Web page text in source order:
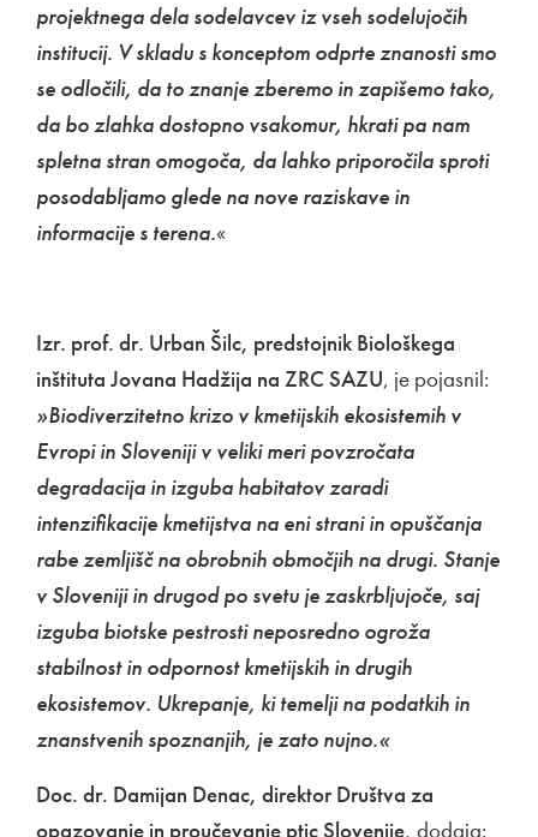
projektnega dela sodelavcev iz vseh sodelujočih
institucij. V skladu s konceptom odprte znanosti smo
se odločili, da to znanje zberemo in zapišemo tako,
da bo zlahka dostopno vsakomur, hkrati pa nam
spletna stran omogoča, da lahko priporočila sproti
posodabljamo glede na nove raziskave in
informacije s terena.«
Izr. prof. dr. Urban Šilc, predstojnik Biološkega
inštituta Jovana Hadžija na ZRC SAZU, je pojasnil:
»Biodiverzitetno krizo v kmetijskih ekosistemih v
Evropi in Sloveniji v veliki meri povzročata
degradacija in izguba habitatov zaradi
intenzifikacije kmetijstva na eni strani in opuščanja
rabe zemljišč na obrobnih območjih na drugi. Stanje
v Sloveniji in drugod po svetu je zaskrbljujoče, saj
izguba biotske pestrosti neposredno ogroža
stabilnost in odpornost kmetijskih in drugih
ekosistemov. Ukrepanje, ki temelji na podatkih in
znanstvenih spoznanjih, je zato nujno.«
Doc. dr. Damijan Denac, direktor Društva za
opazovanje in proučevanje ptic Slovenije, dodaja: